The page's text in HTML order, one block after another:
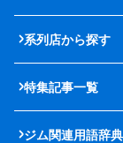
系列店から探す
特集記事一覧
ジム関連用語辞典